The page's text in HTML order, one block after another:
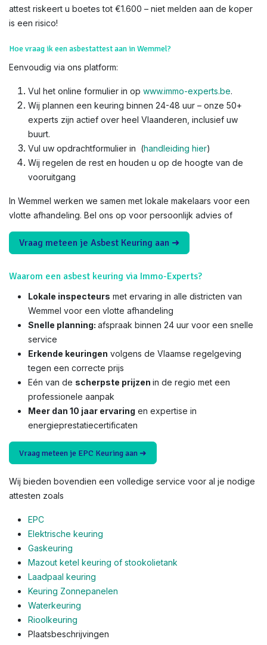
attest riskeert u boetes tot €1.600 – niet melden aan de koper
is een risico!​
Hoe vraag ik een asbestattest aan in Wemmel?
Eenvoudig via ons platform:
Vul het online formulier in op www.immo-experts.be.
Wij plannen een keuring binnen 24-48 uur – onze 50+
experts zijn actief over heel Vlaanderen, inclusief uw
buurt.
Vul uw opdrachtformulier in (handleiding hier)
Wij regelen de rest en houden u op de hoogte van de
vooruitgang
In Wemmel werken we samen met lokale makelaars voor een
vlotte afhandeling. Bel ons op voor persoonlijk advies of
Vraag meteen je Asbest Keuring aan ➜
Waarom een asbest keuring via Immo-Experts?
Lokale inspecteurs met ervaring in alle districten van
Wemmel voor een vlotte afhandeling
Snelle planning: afspraak binnen 24 uur voor een snelle
service
Erkende keuringen volgens de Vlaamse regelgeving
tegen een correcte prijs
Eén van de scherpste prijzen in de regio met een
professionele aanpak
Meer dan 10 jaar ervaring en expertise in
energieprestatiecertificaten
Vraag meteen je EPC Keuring aan ➜
Wij bieden bovendien een volledige service voor al je nodige
attesten zoals
EPC
Elektrische keuring
Gaskeuring
Mazout ketel keuring of stookolietank
Laadpaal keuring
Keuring Zonnepanelen
Waterkeuring
Rioolkeuring
Plaatsbeschrijvingen